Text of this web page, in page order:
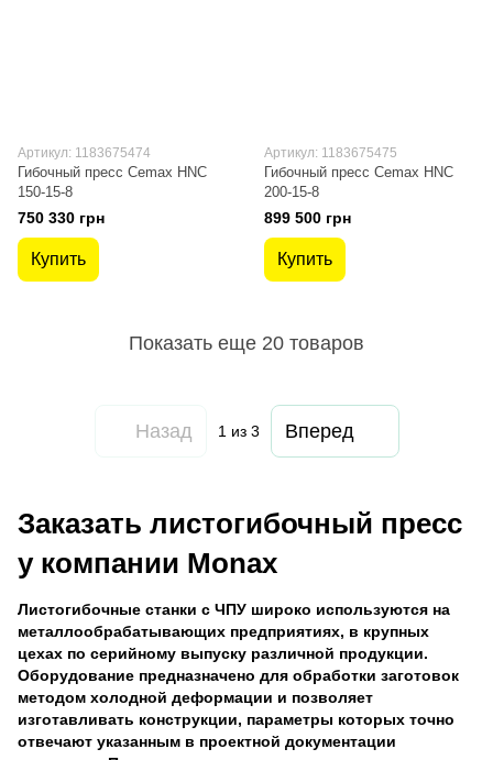
Артикул: 1183675474
Гибочный пресс Cemax HNC
150-15-8
750 330 грн
Купить
Артикул: 1183675475
Гибочный пресс Cemax HNC
200-15-8
899 500 грн
Купить
Показать еще 20 товаров
Назад 1 из 3 Вперед
Заказать листогибочный пресс
у компании Monax
Листогибочные станки с ЧПУ широко используются на
металлообрабатывающих предприятиях, в крупных
цехах по серийному выпуску различной продукции.
Оборудование предназначено для обработки заготовок
методом холодной деформации и позволяет
изготавливать конструкции, параметры которых точно
отвечают указанным в проектной документации